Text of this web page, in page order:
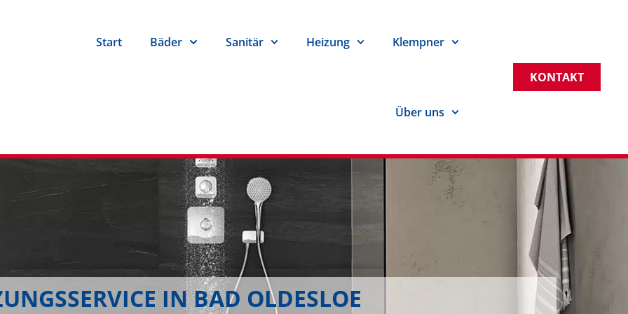
Start Bäder Sanitär Heizung Klempner
Über uns
KONTAKT
IN BAD OLDESLOE